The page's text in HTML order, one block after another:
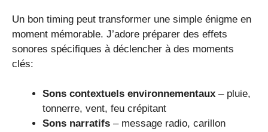
Un bon timing peut transformer une simple énigme en
moment mémorable. J’adore préparer des effets
sonores spécifiques à déclencher à des moments
clés:
Sons contextuels environnementaux – pluie,
tonnerre, vent, feu crépitant
Sons narratifs – message radio, carillon